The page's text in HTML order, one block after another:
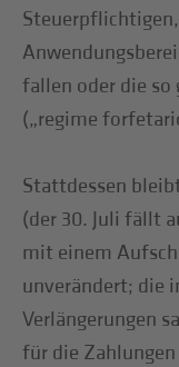
fallen oder die so
(„regime
Stattdessen
(der 30. Juli fällt
mit einem
unverändert; die
Verlängerungen
für die